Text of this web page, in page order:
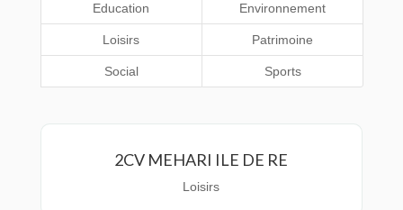
Education Environnement
Loisirs Patrimoine
Social Sports
2CV MEHARI ILE DE RE
Loisirs